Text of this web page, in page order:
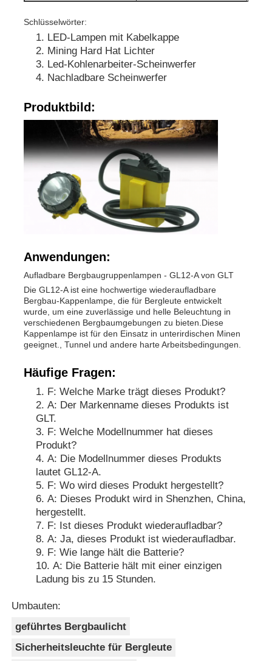
LED High Bay Light
Schlüsselwörter:
LED-Lampen mit Kabelkappe
Mining Hard Hat Lichter
Led-Kohlenarbeiter-Scheinwerfer
Nachladbare Scheinwerfer
Produktbild:
Anwendungen:
Aufladbare Bergbaugruppenlampen - GL12-A von GLT
Die GL12-A ist eine hochwertige wiederaufladbare
Bergbau-Kappenlampe, die für Bergleute entwickelt
wurde, um eine zuverlässige und helle Beleuchtung in
verschiedenen Bergbaumgebungen zu bieten.Diese
Kappenlampe ist für den Einsatz in unterirdischen Minen
geeignet., Tunnel und andere harte Arbeitsbedingungen.
Häufige Fragen:
F: Welche Marke trägt dieses Produkt?
A: Der Markenname dieses Produkts ist
GLT.
F: Welche Modellnummer hat dieses
Produkt?
A: Die Modellnummer dieses Produkts
lautet GL12-A.
F: Wo wird dieses Produkt hergestellt?
A: Dieses Produkt wird in Shenzhen, China,
hergestellt.
F: Ist dieses Produkt wiederaufladbar?
A: Ja, dieses Produkt ist wiederaufladbar.
F: Wie lange hält die Batterie?
A: Die Batterie hält mit einer einzigen
Ladung bis zu 15 Stunden.
Umbauten:
geführtes Bergbaulicht
Sicherheitsleuchte für Bergleute